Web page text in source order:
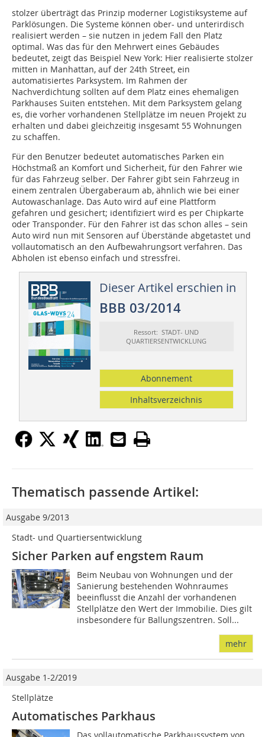
stolzer überträgt das Prinzip moderner Logistiksysteme auf
Parklösungen. Die Systeme können ober- und unterirdisch
realisiert werden – sie nutzen in jedem Fall den Platz
optimal. Was das für den Mehrwert eines Gebäudes
bedeutet, zeigt das Beispiel New York: Hier realisierte stolzer
mitten in Manhattan, auf der 24th Street, ein
automatisiertes Parksystem. Im Rahmen der
Nachverdichtung sollten auf dem Platz eines ehemaligen
Parkhauses Suiten entstehen. Mit dem Parksystem gelang
es, die vorher vorhandenen Stellplätze im neuen Projekt zu
erhalten und dabei gleichzeitig insgesamt 55 Wohnungen
zu schaffen.
Für den Benutzer bedeutet automatisches Parken ein
Höchstmaß an Komfort und Sicherheit, für den Fahrer wie
für das Fahrzeug selber. Der Fahrer gibt sein Fahrzeug in
einem zentralen Übergaberaum ab, ähnlich wie bei einer
Autowaschanlage. Das Auto wird auf eine Plattform
gefahren und gesichert; identifiziert wird es per Chipkarte
oder Transponder. Für den Fahrer ist das schon alles – sein
Auto wird nun mit Sensoren auf Überstände abgetastet und
vollautomatisch an den Aufbewahrungsort verfahren. Das
Abholen ist ebenso einfach und stressfrei.
Dieser Artikel erschien in
BBB 03/2014
Ressort: STADT- UND
QUARTIERSENTWICKLUNG
Abonnement
Inhaltsverzeichnis
Thematisch passende Artikel:
Ausgabe 9/2013
Stadt- und Quartiersentwicklung
Sicher Parken auf engstem Raum
Beim Neubau von Wohnungen und der
Sanierung bestehenden Wohnraumes
beeinflusst die Anzahl der vorhandenen
Stellplätze den Wert der Immobilie. Dies gilt
insbesondere für Ballungszentren. Soll...
mehr
Ausgabe 1-2/2019
Stellplätze
Automatisches Parkhaus